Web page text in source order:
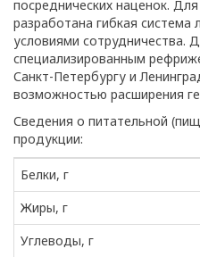
посреднических наценок.
разработана гибкая система
условиями сотрудничества.
специализированным
Санкт-Петербургу и
возможностью расширения
Сведения о питательной
продукции:
Белки, г
Жиры, г
Углеводы, г